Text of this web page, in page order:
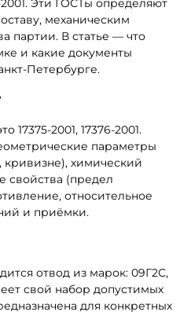
2001. Эти ГОСТы определяют
механическим
партии. В статье — что
и какие документы
Петербурге.
2001, 17376-2001.
параметры
кривизне), химический
свойства (предел
относительное
и приёмки.
отвод из марок: 09Г2С,
свой набор допустимых
для конкретных